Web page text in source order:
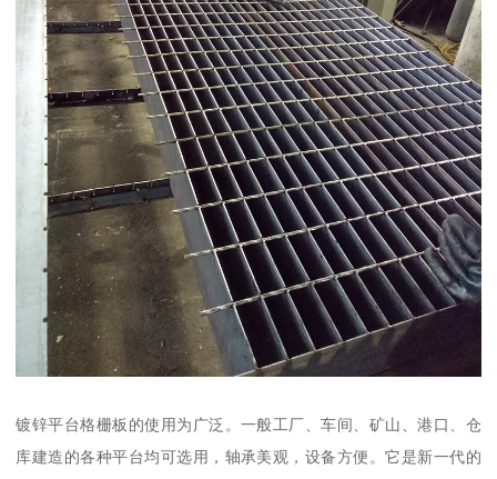
镀锌平台格栅板的使用为广泛。一般工厂、车间、矿山、港口、仓
库建造的各种平台均可选用，轴承美观，设备方便。它是新一代的